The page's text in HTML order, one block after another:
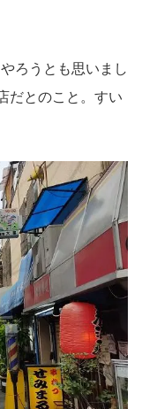
ろうとも思いまし
だとのこと。すい